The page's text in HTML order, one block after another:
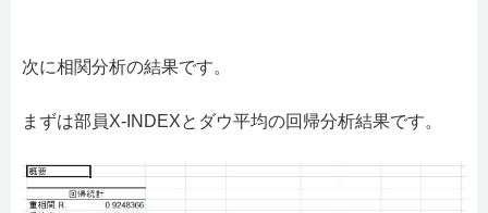
次に相関分析の結果です。
まずは部員X-INDEXとダウ平均の回帰分析結果です。